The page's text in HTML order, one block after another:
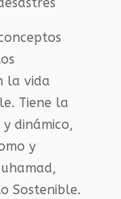
la vida
Tiene la
dinámico,
y
Sostenible.